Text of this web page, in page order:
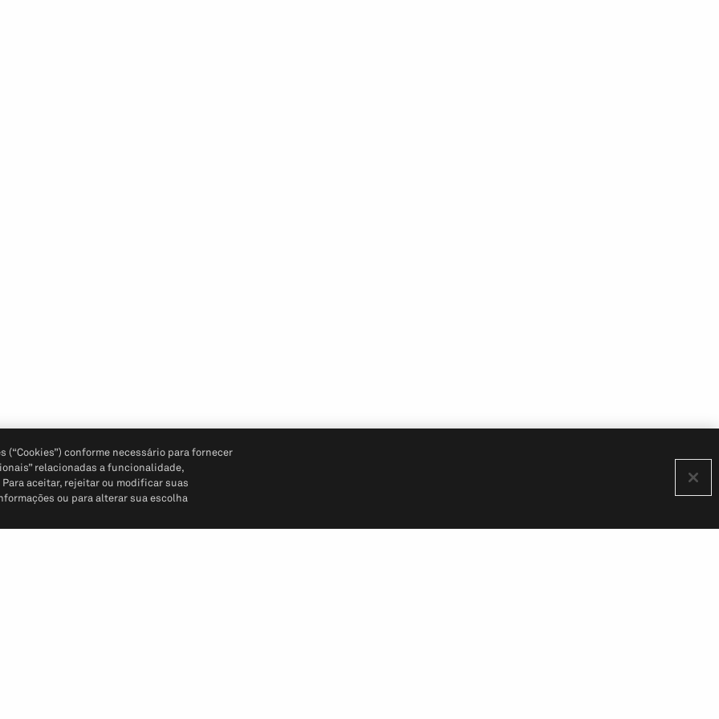
conforme necessário para fornecer
relacionadas a funcionalidade,
aceitar, rejeitar ou modificar suas
ou para alterar sua escolha